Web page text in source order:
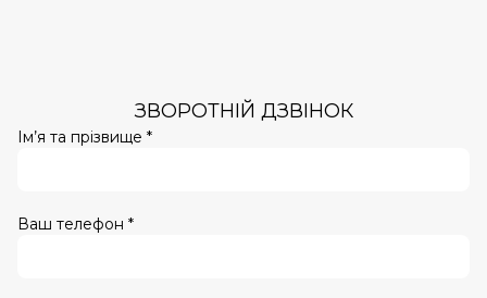
ЗВОРОТНІЙ ДЗВІНОК
Ім’я та прізвище *
Ваш телефон *